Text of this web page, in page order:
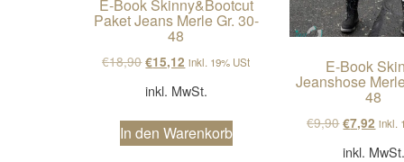
E-Book Skinny&Bootcut
Paket Jeans Merle Gr. 30-
48
€18,90Ursprünglicher Preis war: €18,90
€15,12 Aktueller Preis ist: €15,12.
inkl. 19% USt
inkl. MwSt.
In den Warenkorb
E-Book
Jeanshose
48
€9,90 €7,92 inkl.
inkl. MwSt.